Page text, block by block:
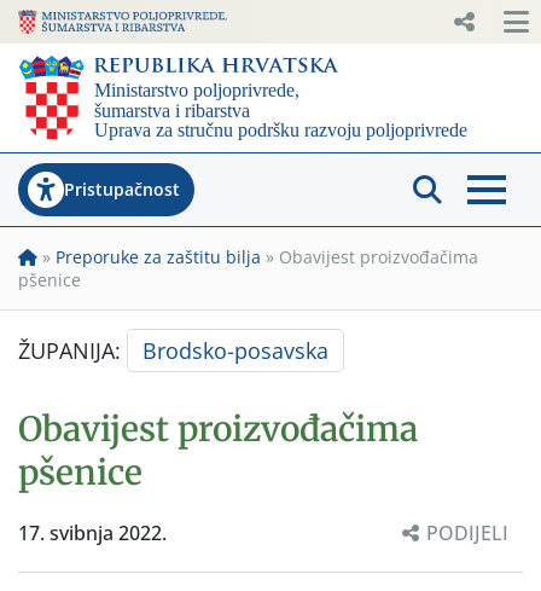
Pristupačnost
» Preporuke za zaštitu bilja » Obavijest proizvođačima
pšenice
ŽUPANIJA: Brodsko-posavska
Obavijest proizvođačima
pšenice
17. svibnja 2022. PODIJELI